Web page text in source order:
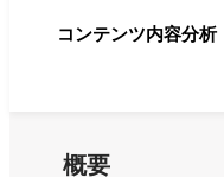
コンテンツ内容分析
概要